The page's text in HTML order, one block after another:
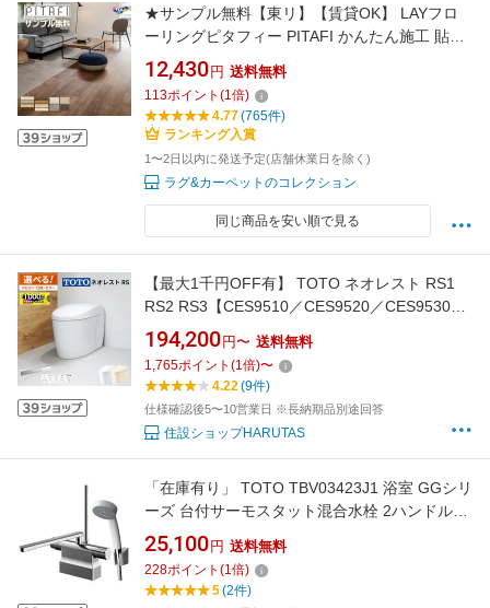
★サンプル無料【東リ】【賃貸OK】 LAYフロ
ーリングピタフィー PITAFI かんたん施工 貼っ
てはがせる簡単リフォーム (1ケース24枚入
り）★送料無料（北海道、沖縄県、離島は除き
ます）\ せっかくのリフォームだからいいもの
を！！/
12,430 円 送料無料
113ポイント (1倍)
4.77(765件)
ランキング入賞
1〜2日以内に発送予定(店舗休業日を除く)
ラグ&カーペットのコレクション
同じ商品を安い順で見る
【最大1千円OFF有】 TOTO ネオレスト RS1
RS2 RS3【CES9510／CES9520／CES9530】
トートー ウォシュレット 一体型便器【保証付
き】選べるカラー／選べる仕様【送料無料】タ
ンクレス便器 タンクレストイレ
194,200 円〜 送料無料
1,765ポイント (1倍)〜
4.22(9件)
仕様確認後5〜10営業日 ※長納期品別途回答
住設ショップHARUTAS
「在庫有り」 TOTO TBV03423J1 浴室 GGシリ
ーズ 台付サーモスタット混合水栓 2ハンドル取
り替え用 コンフォートウェーブシャワー 水栓
金具
25,100 円 送料無料
228ポイント (1倍)
5(2件)